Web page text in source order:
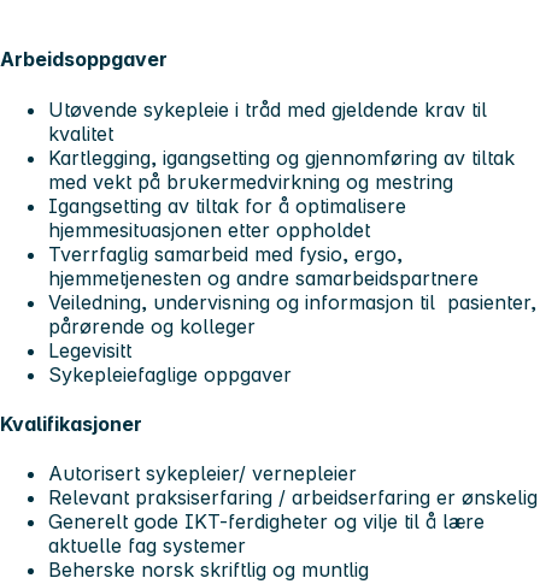
Arbeidsoppgaver
Utøvende sykepleie i tråd med gjeldende krav til
kvalitet
Kartlegging, igangsetting og gjennomføring av tiltak
med vekt på brukermedvirkning og mestring
Igangsetting av tiltak for å optimalisere
hjemmesituasjonen etter oppholdet
Tverrfaglig samarbeid med fysio, ergo,
hjemmetjenesten og andre samarbeidspartnere
Veiledning, undervisning og informasjon til pasienter,
pårørende og kolleger
Legevisitt
Sykepleiefaglige oppgaver
Kvalifikasjoner
Autorisert sykepleier/ vernepleier
Relevant praksiserfaring / arbeidserfaring er ønskelig
Generelt gode IKT-ferdigheter og vilje til å lære
aktuelle fag systemer
Beherske norsk skriftlig og muntlig